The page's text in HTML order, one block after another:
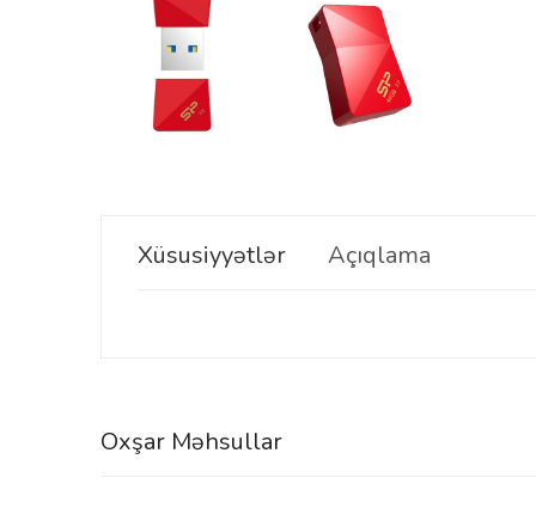
Xüsusiyyətlər Açıqlama
Oxşar Məhsullar